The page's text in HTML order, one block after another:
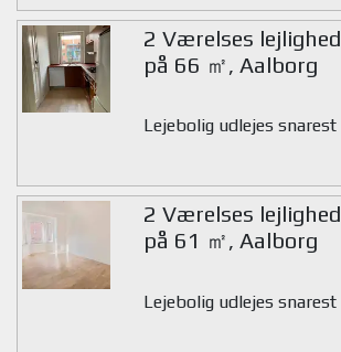
2 Værelses lejlighed
på 66 ㎡, Aalborg
Lejebolig udlejes snarest
2 Værelses lejlighed
på 61 ㎡, Aalborg
Lejebolig udlejes snarest